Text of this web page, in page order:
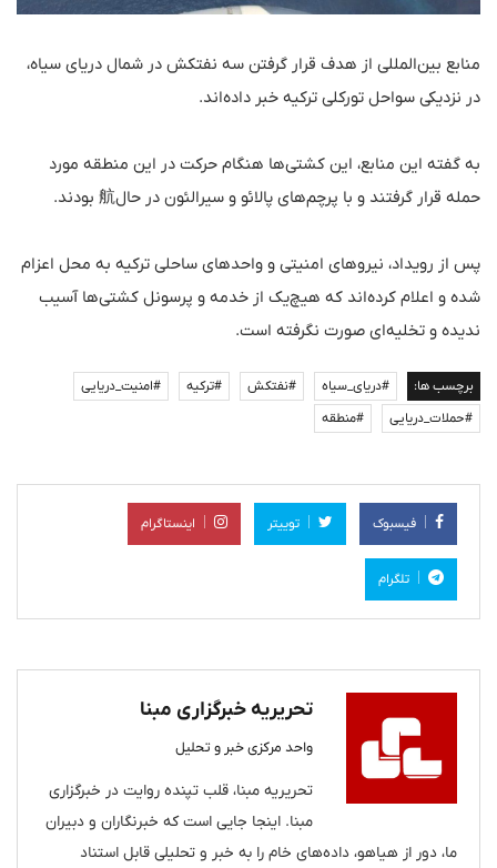
منابع بین‌المللی از هدف قرار گرفتن سه نفتکش در شمال دریای سیاه،
در نزدیکی سواحل تورکلی ترکیه خبر داده‌اند.
به گفته این منابع، این کشتی‌ها هنگام حرکت در این منطقه مورد
حمله قرار گرفتند و با پرچم‌های پالائو و سیرالئون در حال航 بودند.
پس از رویداد، نیروهای امنیتی و واحدهای ساحلی ترکیه به محل اعزام
شده و اعلام کرده‌اند که هیچ‌یک از خدمه و پرسونل کشتی‌ها آسیب
ندیده و تخلیه‌ای صورت نگرفته است.
برچسب ها: #دریای_سیاه #نفتکش #ترکیه
#امنیت_دریایی
#حملات_دریایی
#منطقه
فیسبوک توییتر اینستاگرام
تلگرام
تحریریه خبرگزاری مبنا
واحد مرکزی خبر و تحلیل
تحریریه مبنا، قلب تپنده روایت در خبرگزاری
مبنا. اینجا جایی است که خبرنگاران و دبیران
ما، دور از هیاهو، داده‌های خام را به خبر و تحلیلی قابل استناد